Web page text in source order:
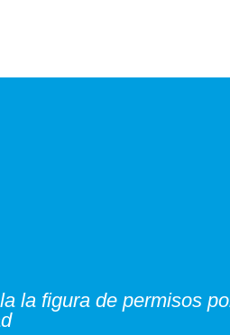
la figura de permisos